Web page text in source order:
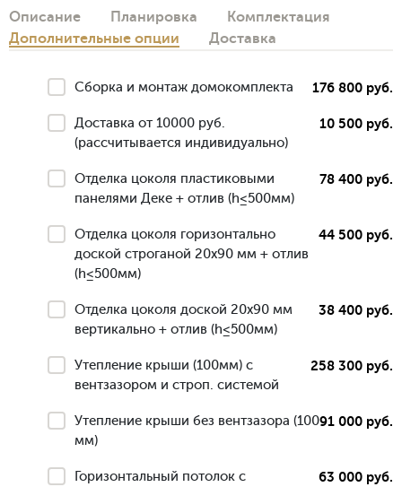
Описание Планировка
Комплектация
Дополнительные опции
Доставка
Сборка и монтаж домокомплекта 176 800 руб.
Доставка от 10000 руб.
(рассчитывается индивидуально)
10 500 руб.
Отделка цоколя пластиковыми
панелями Деке + отлив (h≤500мм)
78 400 руб.
Отделка цоколя горизонтально
доской строганой 20х90 мм + отлив
(h≤500мм)
44 500 руб.
Отделка цоколя доской 20х90 мм
вертикально + отлив (h≤500мм)
38 400 руб.
Утепление крыши (100мм) с
вентзазором и строп. системой
258 300 руб.
Утепление крыши без вентзазора (100
мм)
91 000 руб.
Горизонтальный потолок с
63 000 руб.